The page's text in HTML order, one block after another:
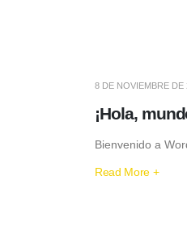
¡Hola,
8 DE NOVIEMBRE DE
Bienvenido a
Read More +